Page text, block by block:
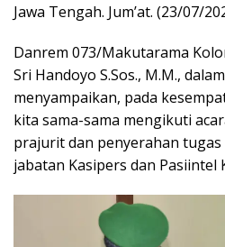
Jawa Tengah. Jum’at. (23/07/
Danrem 073/Makutarama
Sri Handoyo S.Sos., M.M.,
menyampaikan, pada
kita sama-sama mengikuti
prajurit dan penyerahan
jabatan Kasipers dan Pasiintel